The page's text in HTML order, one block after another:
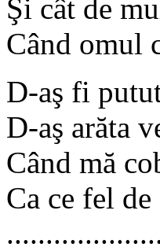
Şi cât de
Când omul
D-aş fi
D-aş arăta
Când mă
Ca ce fel